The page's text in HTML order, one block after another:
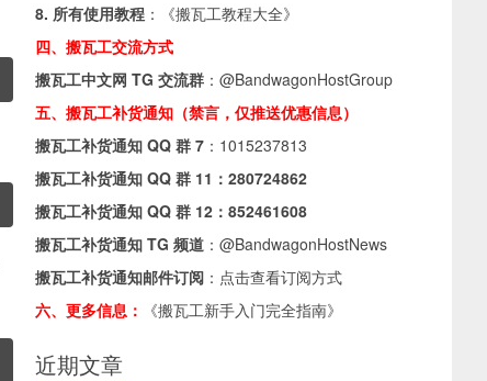
8. 所有使用教程 ：《搬瓦工教程大全》
四、搬瓦工交流方式
搬瓦工中文网 TG 交流群 ： @BandwagonHostGroup
五、搬瓦工补货通知（禁言，仅推送优惠信息）
搬瓦工补货通知 QQ 群 7 ： 1015237813
搬瓦工补货通知 QQ 群 11： 280724862
搬瓦工补货通知 QQ 群 12： 852461608
搬瓦工补货通知 TG 频道 ： @BandwagonHostNews
搬瓦工补货通知邮件订阅 ： 点击查看订阅方式
六、更多信息：
《搬瓦工新手入门完全指南》
近期文章